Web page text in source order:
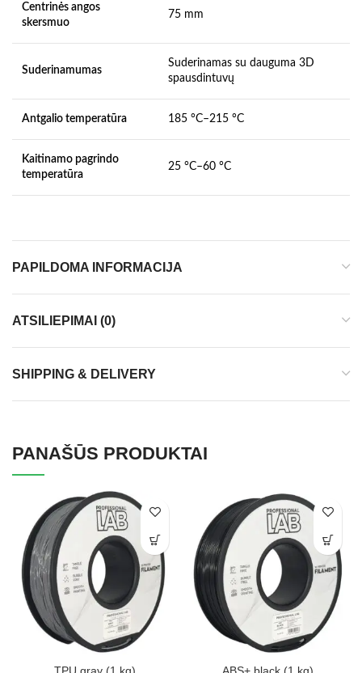
Centrinės angos
skersmuo
75 mm
Suderinamumas
Suderinamas su dauguma 3D
spausdintuvų
Antgalio temperatūra 185 °C–215 °C
Kaitinamo pagrindo
temperatūra
25 °C–60 °C
PAPILDOMA INFORMACIJA
ATSILIEPIMAI (0)
SHIPPING & DELIVERY
PANAŠŪS PRODUKTAI
TPU gray (1 kg) ABS+ black (1 kg)